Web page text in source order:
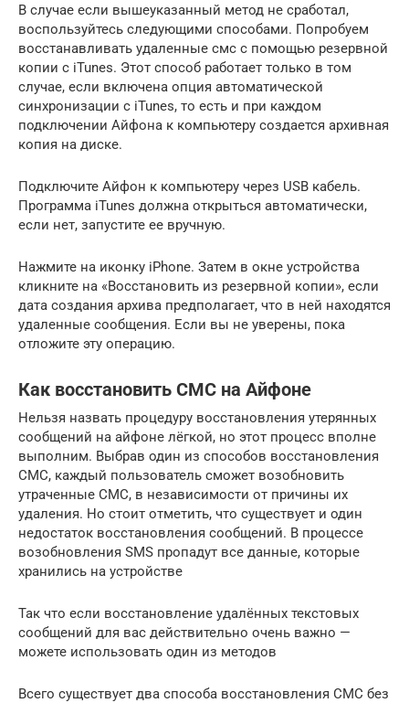
В случае если вышеуказанный метод не сработал,
воспользуйтесь следующими способами. Попробуем
восстанавливать удаленные смс с помощью резервной
копии с iTunes. Этот способ работает только в том
случае, если включена опция автоматической
синхронизации с iTunes, то есть и при каждом
подключении Айфона к компьютеру создается архивная
копия на диске.
Подключите Айфон к компьютеру через USB кабель.
Программа iTunes должна открыться автоматически,
если нет, запустите ее вручную.
Нажмите на иконку iPhone. Затем в окне устройства
кликните на «Восстановить из резервной копии», если
дата создания архива предполагает, что в ней находятся
удаленные сообщения. Если вы не уверены, пока
отложите эту операцию.
Как восстановить СМС на Айфоне
Нельзя назвать процедуру восстановления утерянных
сообщений на айфоне лёгкой, но этот процесс вполне
выполним. Выбрав один из способов восстановления
СМС, каждый пользователь сможет возобновить
утраченные СМС, в независимости от причины их
удаления. Но стоит отметить, что существует и один
недостаток восстановления сообщений. В процессе
возобновления SMS пропадут все данные, которые
хранились на устройстве
Так что если восстановление удалённых текстовых
сообщений для вас действительно очень важно —
можете использовать один из методов
Всего существует два способа восстановления СМС без